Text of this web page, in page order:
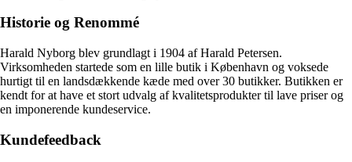
Historie og Renommé
Harald Nyborg blev grundlagt i 1904 af Harald Petersen.
Virksomheden startede som en lille butik i København og voksede
hurtigt til en landsdækkende kæde med over 30 butikker. Butikken er
kendt for at have et stort udvalg af kvalitetsprodukter til lave priser og
en imponerende kundeservice.
Kundefeedback